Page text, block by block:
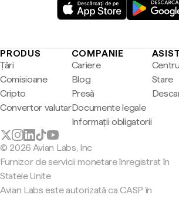
PRODUS
Țări
Comisioane
Cripto
Convertor valutar
COMPANIE
Cariere
Blog
Presă
Documente legale
Informații obligatorii
Stare
© 2026 Avian Labs, Inc
Furnizor de servicii monetare înregistrat în
Statele Unite
Avian Labs este autorizată ca CASP în